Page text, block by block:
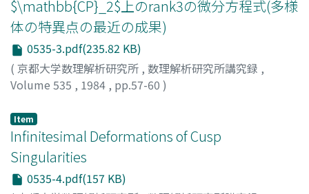
$\mathbb{CP}_2$上のrank3の微分方程式(多様
体の特異点の最近の成果)
0535-3.pdf(235.82 KB)
( 京都大学数理解析研究所 , 数理解析研究所講究録 ,
Volume 535 , 1984 , pp.57-60 )
Item
Infinitesimal Deformations of Cusp
Singularities
0535-4.pdf(157 KB)